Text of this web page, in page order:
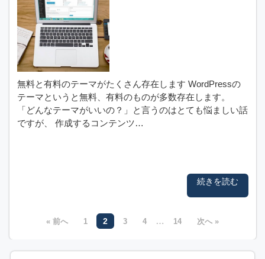
無料と有料のテーマがたくさん存在します WordPressの
テーマというと無料、有料のものが多数存在します。
「どんなテーマがいいの？」と言うのはとても悩ましい話
ですが、 作成するコンテンツ…
続きを読む
« 前へ 1 2 3 4 … 14 次へ »